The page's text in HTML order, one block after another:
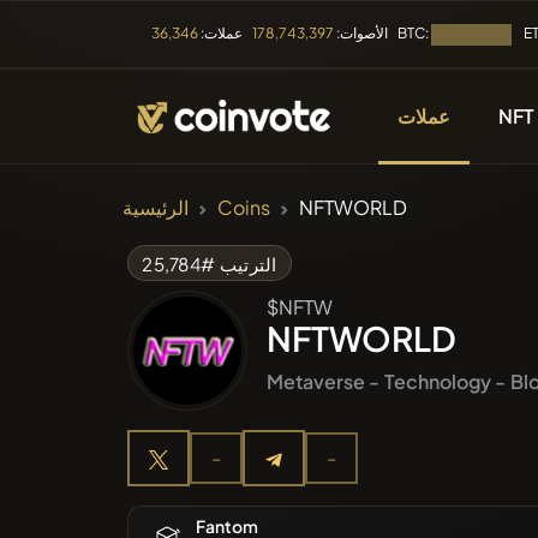
عملات: 36,346 الأصوات: 178,743,397 BTC:
عملات
الأكثر رواجا
NFT
الرئيسية Coins NFTWORLD
الترتيب #25,784
$NFTW
NFTWORLD
Metaverse - Technology -
- -
Fantom